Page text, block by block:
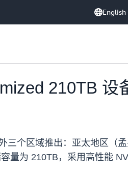
English
210TB 设
个区域推出：亚太地区（
量为 210TB，采用高性能